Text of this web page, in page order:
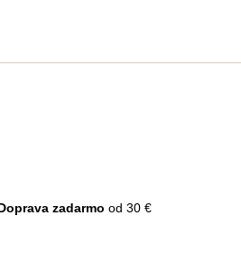
zadarmo od 30 €